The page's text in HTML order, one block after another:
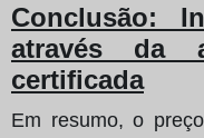
Conclusão:
através da
certificada
Em resumo, o